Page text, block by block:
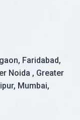
Faridabad,
Noida , Greater
Mumbai,